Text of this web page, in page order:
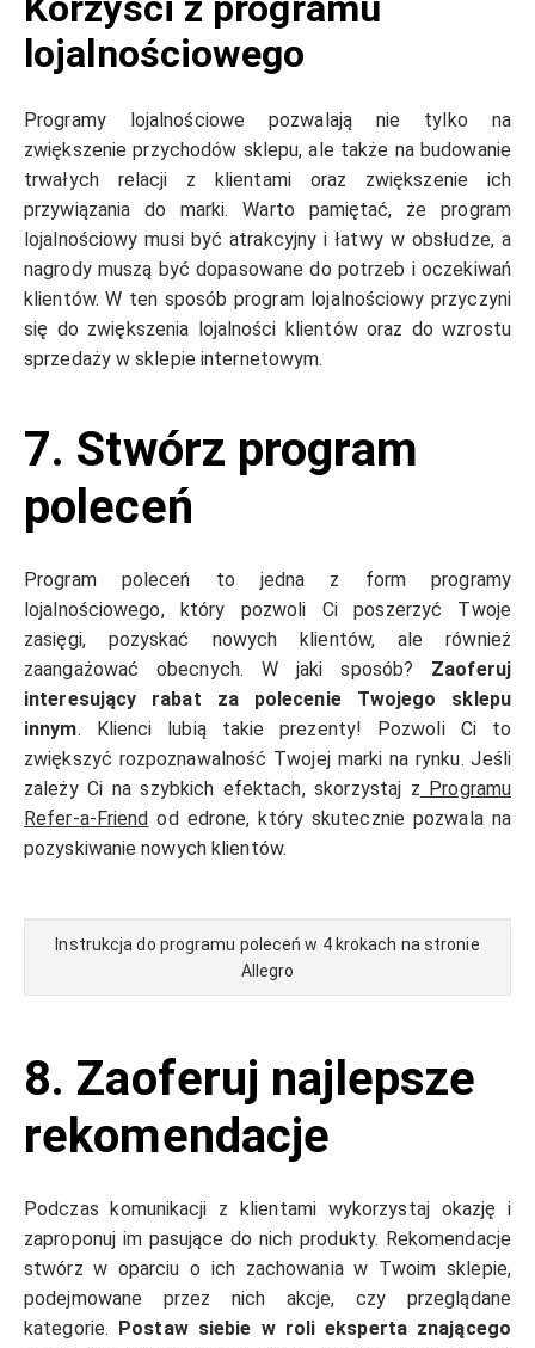
lojalnościowego
Programy lojalnościowe pozwalają nie tylko na
zwiększenie przychodów sklepu, ale także na budowanie
trwałych relacji z klientami oraz zwiększenie ich
przywiązania do marki. Warto pamiętać, że program
lojalnościowy musi być atrakcyjny i łatwy w obsłudze, a
nagrody muszą być dopasowane do potrzeb i oczekiwań
klientów. W ten sposób program lojalnościowy przyczyni
się do zwiększenia lojalności klientów oraz do wzrostu
sprzedaży w sklepie internetowym.
7. Stwórz program
poleceń
Program poleceń to jedna z form programy
lojalnościowego, który pozwoli Ci poszerzyć Twoje
zasięgi, pozyskać nowych klientów, ale również
zaangażować obecnych. W jaki sposób? Zaoferuj
interesujący rabat za polecenie Twojego sklepu
innym. Klienci lubią takie prezenty! Pozwoli Ci to
zwiększyć rozpoznawalność Twojej marki na rynku. Jeśli
zależy Ci na szybkich efektach, skorzystaj z Programu
Refer-a-Friend od edrone, który skutecznie pozwala na
pozyskiwanie nowych klientów.
Instrukcja do programu poleceń w 4 krokach na stronie
Allegro
8. Zaoferuj najlepsze
rekomendacje
Podczas komunikacji z klientami wykorzystaj okazję i
zaproponuj im pasujące do nich produkty. Rekomendacje
stwórz w oparciu o ich zachowania w Twoim sklepie,
podejmowane przez nich akcje, czy przeglądane
kategorie. Postaw siebie w roli eksperta znającego